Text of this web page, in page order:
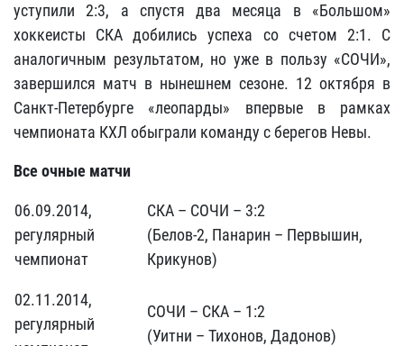
уступили 2:3, а спустя два месяца в «Большом»
хоккеисты СКА добились успеха со счетом 2:1. С
аналогичным результатом, но уже в пользу «СОЧИ»,
завершился матч в нынешнем сезоне. 12 октября в
Санкт-Петербурге «леопарды» впервые в рамках
чемпионата КХЛ обыграли команду с берегов Невы.
Все очные матчи
06.09.2014,
регулярный
чемпионат
СКА – СОЧИ – 3:2
(Белов-2, Панарин – Первышин,
Крикунов)
02.11.2014,
регулярный
СОЧИ – СКА – 1:2
(Уитни – Тихонов, Дадонов)